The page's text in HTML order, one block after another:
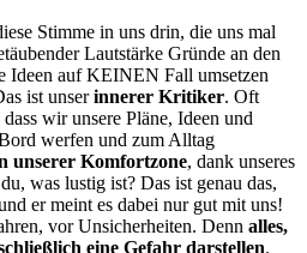
Stimme in uns drin, die uns mal
Lautstärke Gründe an den
auf KEINEN Fall umsetzen
ist unserinnerer Kritiker. Oft
wir unsere Pläne, Ideen und
werfen und zum Alltag
unserer Komfortzone, dank unseres
was lustig ist? Das ist genau das,
er meint es dabei nur gut mit uns!
vor Unsicherheiten. Denn alles,
eine Gefahr darstellen.